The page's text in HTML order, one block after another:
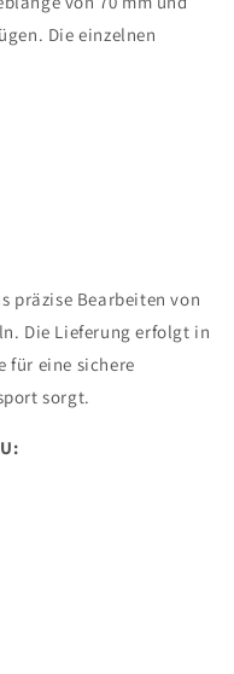
Die einzelnen
präzise Bearbeiten von
Die Lieferung erfolgt in
für eine sichere
sorgt.